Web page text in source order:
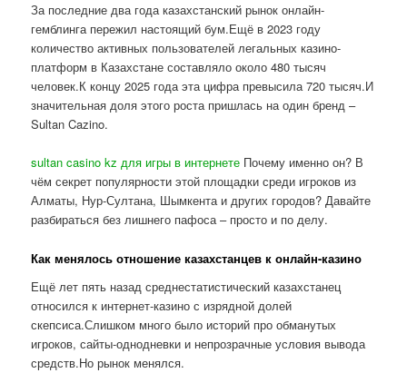
За последние два года казахстанский рынок онлайн-
гемблинга пережил настоящий бум.Ещё в 2023 году
количество активных пользователей легальных казино-
платформ в Казахстане составляло около 480 тысяч
человек.К концу 2025 года эта цифра превысила 720 тысяч.И
значительная доля этого роста пришлась на один бренд –
Sultan Cazino.
sultan casino kz для игры в интернете Почему именно он? В
чём секрет популярности этой площадки среди игроков из
Алматы, Нур-Султана, Шымкента и других городов? Давайте
разбираться без лишнего пафоса – просто и по делу.
Как менялось отношение казахстанцев к онлайн-казино
Ещё лет пять назад среднестатистический казахстанец
относился к интернет-казино с изрядной долей
скепсиса.Слишком много было историй про обманутых
игроков, сайты-однодневки и непрозрачные условия вывода
средств.Но рынок менялся.